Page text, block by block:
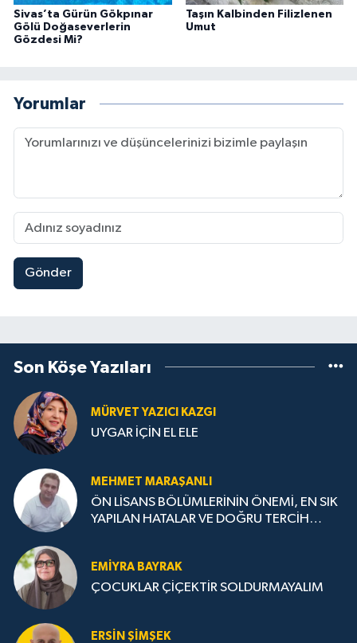
Sivas’ta Gürün Gökpınar
Gölü Doğaseverlerin
Gözdesi Mi?
Taşın Kalbinden Filizlenen
Umut
Yorumlar
Gönder
Son Köşe Yazıları
MÜRVET YAZICI KAZGI
UYGAR İÇİN EL ELE
MEHMET MARAŞANLI
ÖN LİSANS BÖLÜMLERİNİN ÖNEMİ, EN SIK
YAPILAN HATALAR VE DOĞRU TERCİH
EMIYRA BAYRAK
ÇOCUKLAR ÇİÇEKTİR SOLDURMAYALIM
ERSIN ŞIMŞEK